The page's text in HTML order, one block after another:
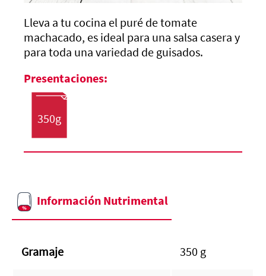
Lleva a tu cocina el puré de tomate
machacado, es ideal para una salsa casera y
para toda una variedad de guisados.
Presentaciones:
350g
Información Nutrimental
Gramaje 350 g